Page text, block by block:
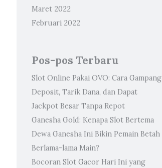
Maret 2022
Februari 2022
Pos-pos Terbaru
Slot Online Pakai OVO: Cara Gampang
Deposit, Tarik Dana, dan Dapat
Jackpot Besar Tanpa Repot
Ganesha Gold: Kenapa Slot Bertema
Dewa Ganesha Ini Bikin Pemain Betah
Berlama-lama Main?
Bocoran Slot Gacor Hari Ini yang